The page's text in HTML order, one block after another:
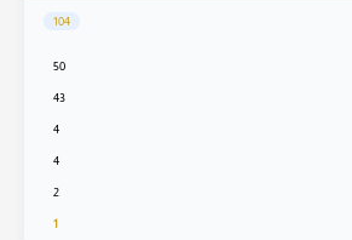
104
50
43
4
4
2
1